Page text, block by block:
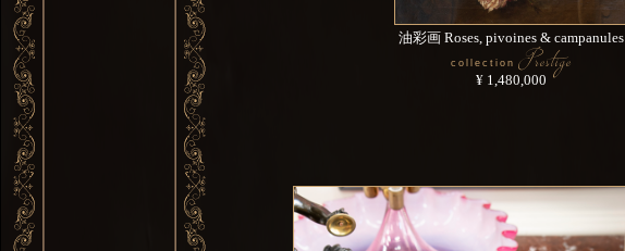
油彩画 Roses, pivoines & campanules
collection Prestige
¥ 1,480,000